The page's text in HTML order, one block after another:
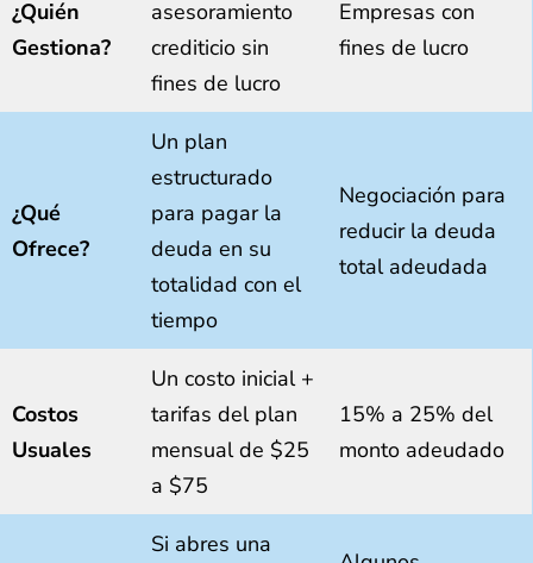
¿Quién
Gestiona?
asesoramiento
crediticio sin
fines de lucro
Empresas con
fines de lucro
¿Qué
Ofrece?
Un plan
estructurado
para pagar la
deuda en su
totalidad con el
tiempo
Negociación para
reducir la deuda
total adeudada
Costos
Usuales
Un costo inicial +
tarifas del plan
mensual de $25
a $75
15% a 25% del
monto adeudado
Si abres una